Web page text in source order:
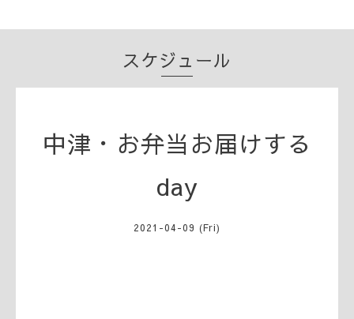
スケジュール
中津・お弁当お届けする
day
2021-04-09 (Fri)